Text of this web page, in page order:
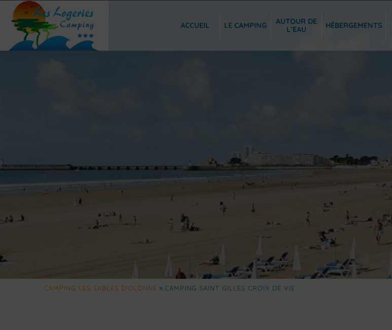
ACCUEIL LE CAMPING
AUTOUR DE
L’EAU
HÉBERGEMENTS
CAMPING LES SABLES D'OLONNE » CAMPING SAINT GILLES CROIX DE VIE